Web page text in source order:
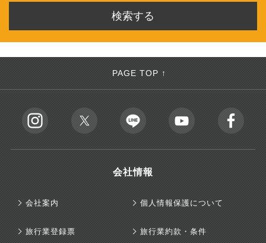
PAGE TOP ↑
会社情報
会社案内 個人情報保護について
旅行業登録票 旅行業約款・条件